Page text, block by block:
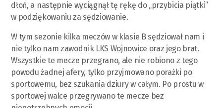
dłoń, a następnie wyciągnął tę rękę do „przybicia piątki”
w podziękowaniu za sędziowanie.
W tym sezonie kilka meczów w klasie B sędziował nam i
nie tylko nam zawodnik LKS Wojnowice oraz jego brat.
Wszystkie te mecze przegrano, ale nie robiono z tego
powodu żadnej afery, tylko przyjmowano porażki po
sportowemu, bez szukania dziury w całym. Po prostu w
sportowej walce przegrywano te mecze bez